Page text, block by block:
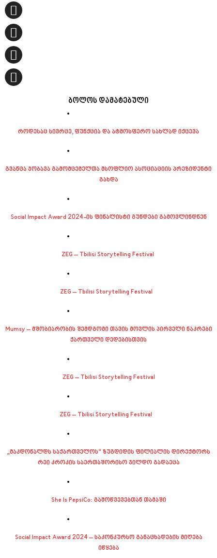
ბოლოს დამატებული
როდესაც სივრცე, ფუნქცია და ატმოსფერო სახლად იქცევა
გვანცა ჯობავა გამომცემელთა მსოფლიო ასოციაციის პრეზიდენტი
გახდა
Social Impact Award 2024-ის ფინალისტი გუნდები გამოვლინდნენ
ZEG – Tbilisi Storytelling Festival
ZEG – Tbilisi Storytelling Festival
Mumsy – მშობიარობის შემდგომი თავის მოვლის პირველი ნაკრები
ქართველი დედებისთვის
ZEG – Tbilisi Storytelling Festival
ZEG – Tbilisi Storytelling Festival
„მაკდონალდს საქართველოს“ ზუგდიდის ფილიალის დირექტორს
რეი კროკის საერთაშორისო ჯილდო გადაეცა
She Is PepsiCo: გამოწვევებთან თამაში
Social Impact Award 2024 – საკონკურსო განაცხადების მიღება
იწყება